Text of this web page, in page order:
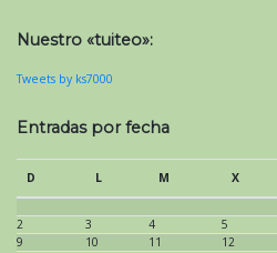
Nuestro «tuiteo»:
Tweets by ks7000
Entradas por fecha
D L M X
2
3 4 5
9
10 11 12